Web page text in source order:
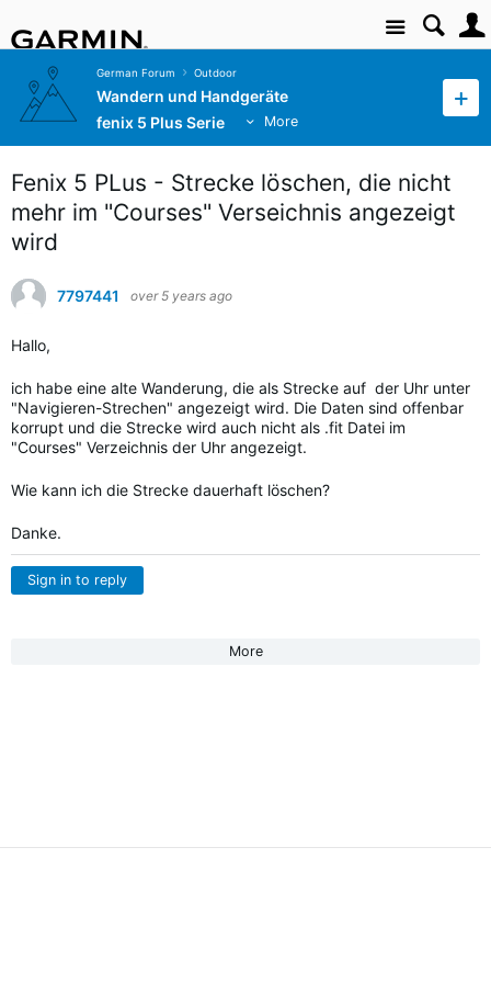
Site
German Forum Outdoor
Wandern und Handgeräte
fenix 5 Plus Serie
More
Fenix 5 PLus - Strecke löschen, die nicht
mehr im "Courses" Verseichnis angezeigt
wird
7797441 over 5 years ago
Hallo,
ich habe eine alte Wanderung, die als Strecke auf der Uhr unter
"Navigieren-Strechen" angezeigt wird. Die Daten sind offenbar
korrupt und die Strecke wird auch nicht als .fit Datei im
"Courses" Verzeichnis der Uhr angezeigt.
Wie kann ich die Strecke dauerhaft löschen?
Danke.
Sign in to reply
More